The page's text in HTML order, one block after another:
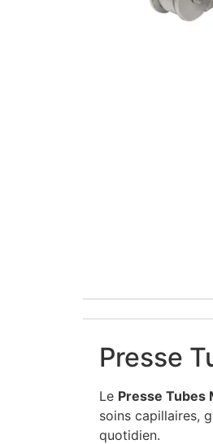
Presse
Le Presse Tubes
soins capillaires,
quotidien.